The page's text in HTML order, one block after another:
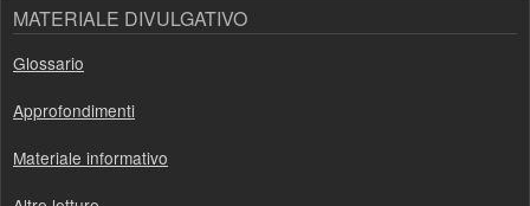
MATERIALE DIVULGATIVO
Glossario
Approfondimenti
Materiale informativo